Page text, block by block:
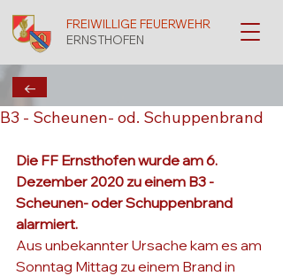
FREIWILLIGE FEUERWEHR
ERNSTHOFEN
B3 - Scheunen- od. Schuppenbrand
Die FF Ernsthofen wurde am 6.
Dezember 2020 zu einem B3 -
Scheunen- oder Schuppenbrand
alarmiert.
Aus unbekannter Ursache kam es am
Sonntag Mittag zu einem Brand in
←